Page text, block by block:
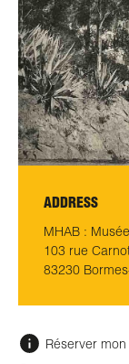
ADDRESS
MHAB :
103 rue
83230
Réserver